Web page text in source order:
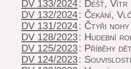
DV 133/2024: Déšť, Vítr
DV 132/2024: Čekání,
DV 131/2024: Čtyři nohy
DV 128/2023: Hudební
DV 125/2023: Příběhy
DV 124/2023: